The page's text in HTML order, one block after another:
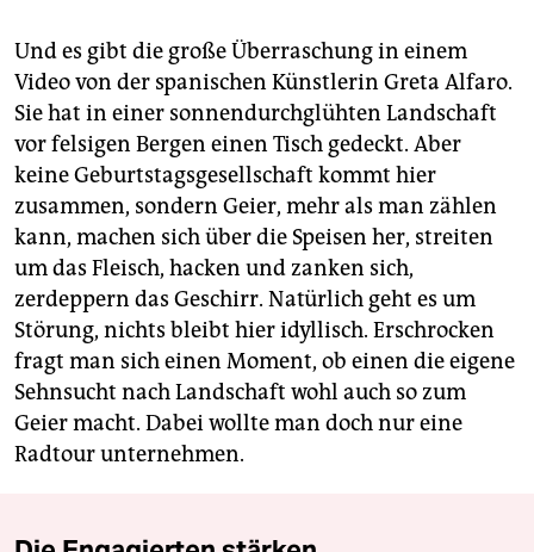
Und es gibt die große Überraschung in einem
Video von der spanischen Künstlerin Greta Alfaro.
Sie hat in einer sonnendurchglühten Landschaft
vor felsigen Bergen einen Tisch gedeckt. Aber
keine Geburtstagsgesellschaft kommt hier
zusammen, sondern Geier, mehr als man zählen
kann, machen sich über die Speisen her, streiten
um das Fleisch, hacken und zanken sich,
zerdeppern das Geschirr. Natürlich geht es um
Störung, nichts bleibt hier idyllisch. Erschrocken
fragt man sich einen Moment, ob einen die eigene
Sehnsucht nach Landschaft wohl auch so zum
Geier macht. Dabei wollte man doch nur eine
Radtour unternehmen.